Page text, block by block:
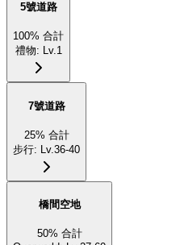
5號道路
100% 合計
禮物: Lv.1
7號道路
25% 合計
步行: Lv.36-40
橋間空地
50% 合計